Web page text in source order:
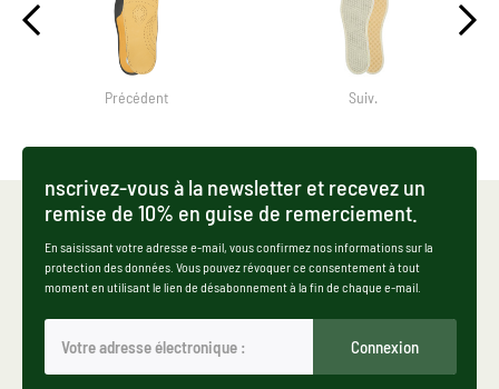
Précédent Suiv.
nscrivez-vous à la newsletter et recevez un
remise de 10% en guise de remerciement.
En saisissant votre adresse e-mail, vous confirmez nos informations sur la
protection des données. Vous pouvez révoquer ce consentement à tout
moment en utilisant le lien de désabonnement à la fin de chaque e-mail.
Connexion